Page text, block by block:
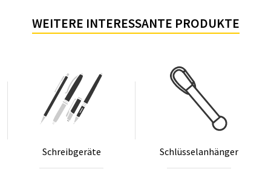
WEITERE INTERESSANTE PRODUKTE
Schreib­ge­rä­te Schlüs­sel­an­hän­ger